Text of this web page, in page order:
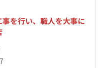
を行い、職人を大事に